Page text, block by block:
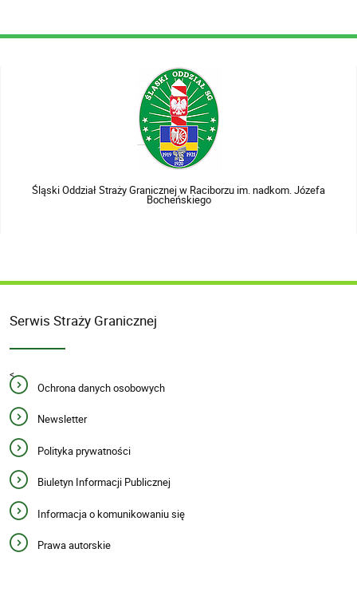
Śląski Oddział Straży Granicznej w Raciborzu im. nadkom. Józefa
Bocheńskiego
Serwis Straży Granicznej
<
Ochrona danych osobowych
Newsletter
Polityka prywatności
Biuletyn Informacji Publicznej
Informacja o komunikowaniu się
Prawa autorskie